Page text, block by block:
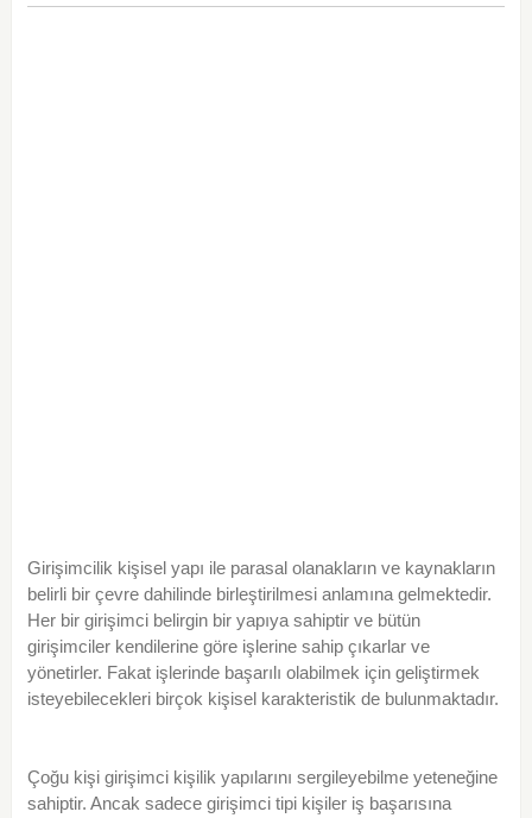
Girişimcilik kişisel yapı ile parasal olanakların ve kaynakların
belirli bir çevre dahilinde birleştirilmesi anlamına gelmektedir.
Her bir girişimci belirgin bir yapıya sahiptir ve bütün
girişimciler kendilerine göre işlerine sahip çıkarlar ve
yönetirler. Fakat işlerinde başarılı olabilmek için geliştirmek
isteyebilecekleri birçok kişisel karakteristik de bulunmaktadır.
Çoğu kişi girişimci kişilik yapılarını sergileyebilme yeteneğine
sahiptir. Ancak sadece girişimci tipi kişiler iş başarısına